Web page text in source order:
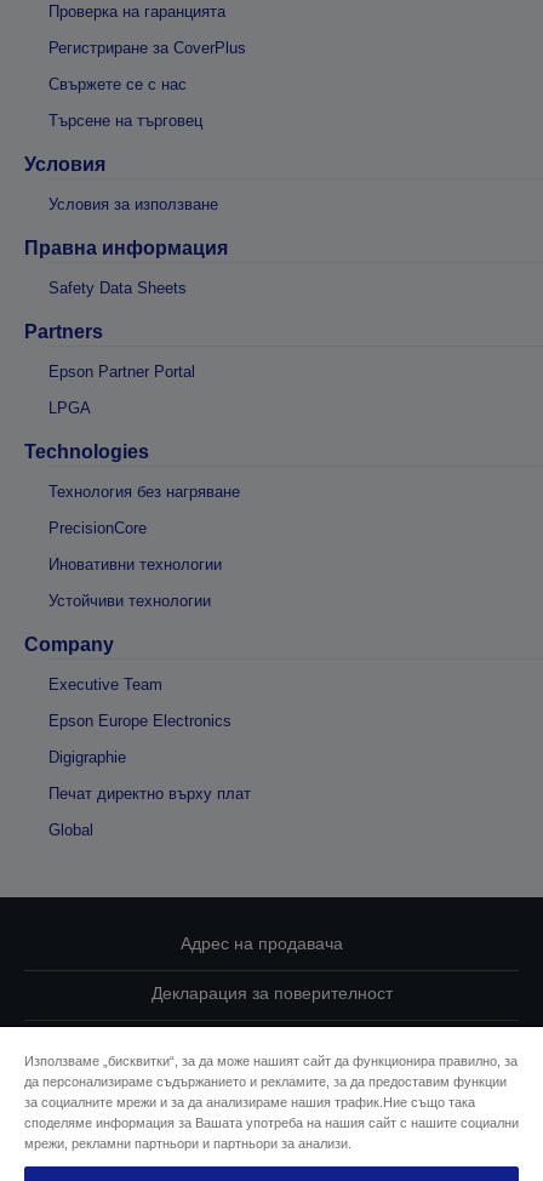
Проверка на гаранцията
Регистриране за CoverPlus
Свържете се с нас
Търсене на търговец
Условия
Условия за използване
Правна информация
Safety Data Sheets
Partners
Epson Partner Portal
LPGA
Technologies
Технология без нагряване
PrecisionCore
Иновативни технологии
Устойчиви технологии
Company
Executive Team
Epson Europe Electronics
Digigraphie
Печат директно върху плат
Global
Адрес на продавача
Декларация за поверителност
Свържете се с нас за Вашите данни
Информация за бисквитките
Използваме „бисквитки“, за да може нашият сайт да функционира правилно, за
да персонализираме съдържанието и рекламите, за да предоставим функции
за социалните мрежи и за да анализираме нашия трафик.Ние също така
споделяме информация за Вашата употреба на нашия сайт с нашите социални
мрежи, рекламни партньори и партньори за анализи.